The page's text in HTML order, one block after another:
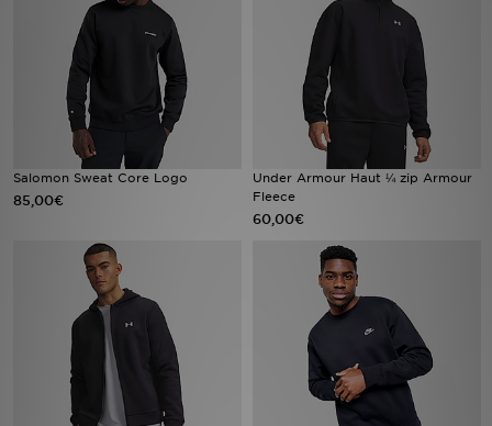
Salomon Sweat Core Logo
85,00€
Under Armour Haut ¼ zip Armour
Fleece
60,00€
Suivre Ma Commande
Service client
Nos Magasins
Télécharge l'Appli